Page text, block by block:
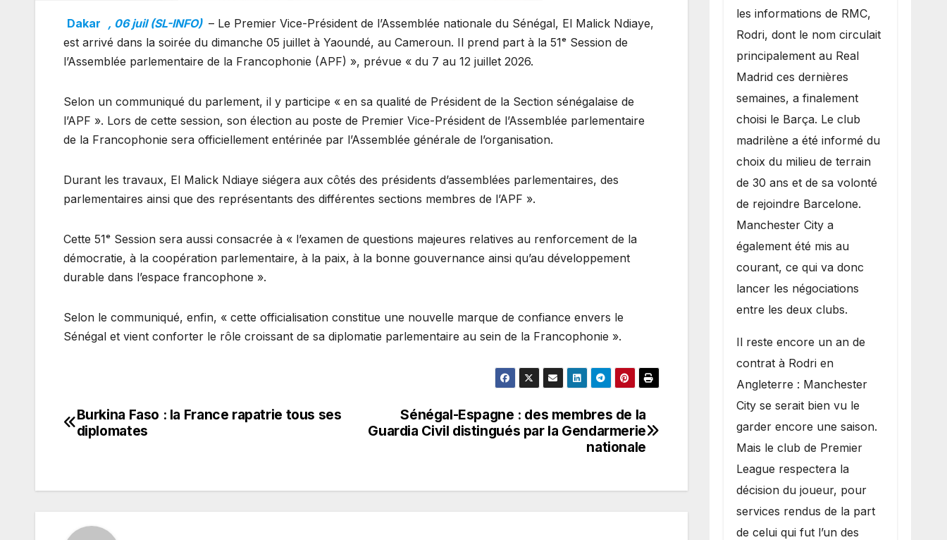
Dakar , 06 juil (SL-INFO) – Le Premier Vice-Président de l’Assemblée nationale du Sénégal, El Malick Ndiaye,
est arrivé dans la soirée du dimanche 05 juillet à Yaoundé, au Cameroun. Il prend part à la 51ᵉ Session de
l’Assemblée parlementaire de la Francophonie (APF) », prévue « du 7 au 12 juillet 2026.
Selon un communiqué du parlement, il y participe « en sa qualité de Président de la Section sénégalaise de
l’APF ». Lors de cette session, son élection au poste de Premier Vice-Président de l’Assemblée parlementaire
de la Francophonie sera officiellement entérinée par l’Assemblée générale de l’organisation.
Durant les travaux, El Malick Ndiaye siégera aux côtés des présidents d’assemblées parlementaires, des
parlementaires ainsi que des représentants des différentes sections membres de l’APF ».
Cette 51ᵉ Session sera aussi consacrée à « l’examen de questions majeures relatives au renforcement de la
démocratie, à la coopération parlementaire, à la paix, à la bonne gouvernance ainsi qu’au développement
durable dans l’espace francophone ».
Selon le communiqué, enfin, « cette officialisation constitue une nouvelle marque de confiance envers le
Sénégal et vient conforter le rôle croissant de sa diplomatie parlementaire au sein de la Francophonie ».
Navigation
Sénégal-Espagne : des membres de la
Guardia Civil distingués par la Gendarmerie
nationale
Burkina Faso : la France rapatrie tous ses
diplomates
les informations de RMC,
Rodri, dont le nom circulait
principalement au Real
Madrid ces dernières
semaines, a finalement
choisi le Barça. Le club
madrilène a été informé du
choix du milieu de terrain
de 30 ans et de sa volonté
de rejoindre Barcelone.
Manchester City a
également été mis au
courant, ce qui va donc
lancer les négociations
entre les deux clubs.
​Il reste encore un an de
contrat à Rodri en
Angleterre : Manchester
City se serait bien vu le
garder encore une saison.
Mais le club de Premier
League respectera la
décision du joueur, pour
services rendus de la part
de celui qui fut l’un des